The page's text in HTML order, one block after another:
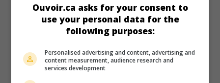
Ouvoir.ca asks for your consent to
use your personal data for the
following purposes:
Personalised advertising and content, advertising and
content measurement, audience research and
services development